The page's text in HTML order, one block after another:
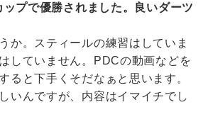
ップで優勝されました。良いダーツ
か。スティールの練習はしていま
していません。PDCの動画などを
ると下手くそだなぁと思います。
いんですが、内容はイマイチでし